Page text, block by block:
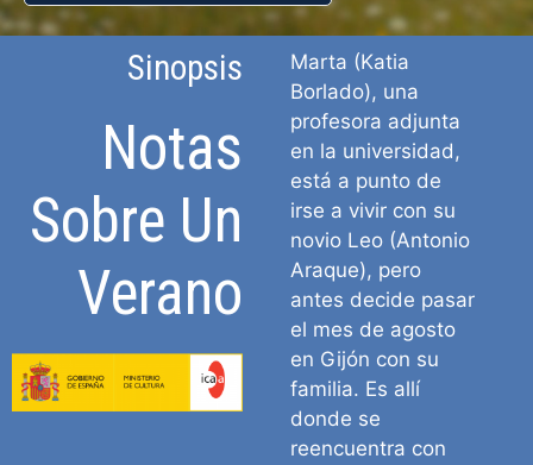
Sinopsis
Notas
Sobre Un
Verano
Marta (Katia
Borlado), una
profesora adjunta
en la universidad,
está a punto de
irse a vivir con su
novio Leo (Antonio
Araque), pero
antes decide pasar
el mes de agosto
en Gijón con su
familia. Es allí
donde se
reencuentra con